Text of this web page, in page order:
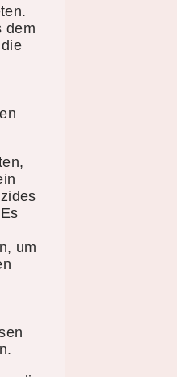
dem
um